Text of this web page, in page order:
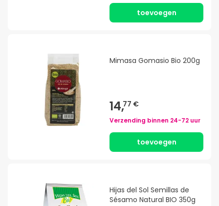
toevoegen
Mimasa Gomasio Bio 200g
14,77 €
Verzending binnen 24-72 uur
toevoegen
Hijas del Sol Semillas de
Sésamo Natural BIO 350g